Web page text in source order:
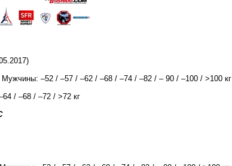
–52 / –57 / –62 / –68 / –74 / –82 / – 90 / –100 / >100 кг
/ –68 / –72 / >72 кг